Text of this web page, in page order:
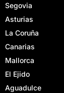
Segovia
Asturias
La Coruña
Canarias
Mallorca
El Ejido
Aguadulce